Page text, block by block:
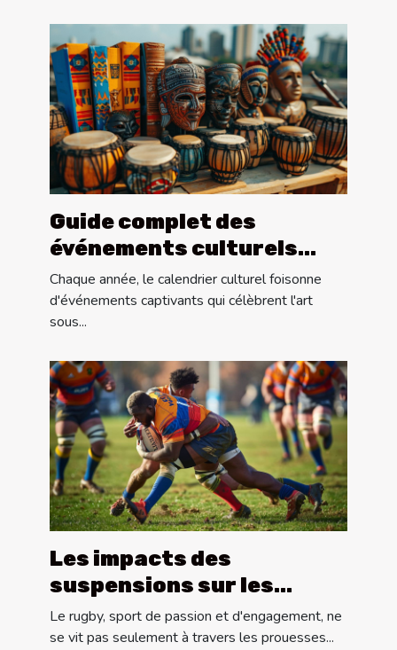
Guide complet des
événements culturels
annuels à ne pas manquer
Chaque année, le calendrier culturel foisonne
d'événements captivants qui célèbrent l'art
sous...
Les impacts des
suspensions sur les
performances des
équipes de rugby
Le rugby, sport de passion et d'engagement, ne
se vit pas seulement à travers les prouesses...